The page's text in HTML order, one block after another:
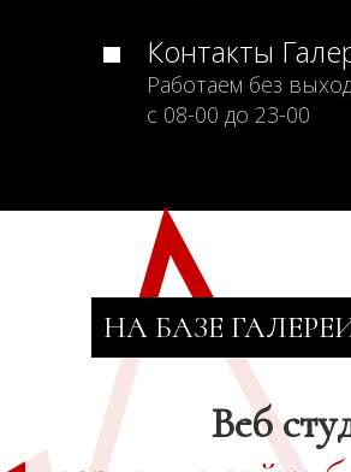
Контакты
Работаем без
с 08-00 до 23-00
НА БАЗЕ
Веб